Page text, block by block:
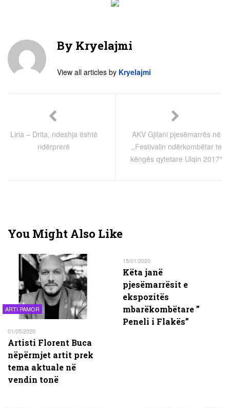
By Kryelajmi
View all articles by Kryelajmi
Liria – Drita, ndeshja është
ndërprerë
AKV Gjilani pjesëmarrës në
,,Festivalin ndërkombëtar te
këngës qytetare Ulqin 2017″
You Might Also Like
ARTI PAMOR
01/05/2020
Artisti Florent Buca
nëpërmjet artit prek
tema aktuale në
vendin tonë
15/01/2020
Këta janë
pjesëmarrësit e
ekspozitës
mbarëkombëtare ”
Peneli i Flakës”